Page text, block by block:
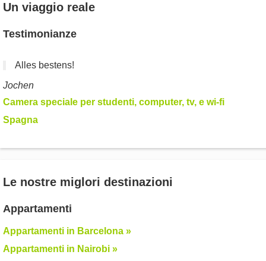
Un viaggio reale
Testimonianze
Alles bestens!
Jochen
Camera speciale per studenti, computer, tv, e wi-fi
Spagna
Le nostre miglori destinazioni
Appartamenti
Appartamenti in Barcelona »
Appartamenti in Nairobi »